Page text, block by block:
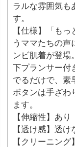
ラルな雰囲気も
す。
【仕様】「も
うママたちの声
ンビ肌着が登場
下プランサー付
でるだけで、素
ボタンは手ざわ
ます。
【伸縮性】あり
【透け感】透け
【クリーニン